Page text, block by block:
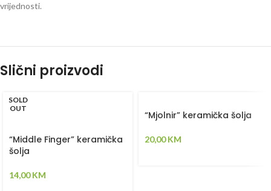
vrijednosti.
Slični proizvodi
SOLD
OUT
“Middle Finger” keramička
šolja
14,00KM
“Mjolnir” keramička šolja
20,00KM